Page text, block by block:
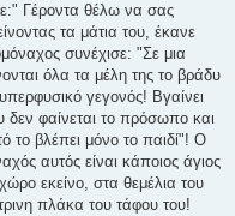
Γέροντα θέλω να σας
τα μάτια του, έκανε
συνέχισε: "Σε μια
όλα τα μέλη της το βράδυ
γεγονός! Βγαίνει
φαίνεται το πρόσωπο και
το βλέπει μόνο το παιδί"! Ο
αυτός είναι κάποιος άγιος
εκείνο, στα θεμέλια του
πλάκα του τάφου του!